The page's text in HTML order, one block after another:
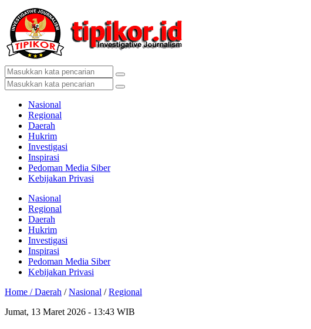
Nasional
Regional
Daerah
Hukrim
Investigasi
Inspirasi
Pedoman Media Siber
Kebijakan Privasi
Nasional
Regional
Daerah
Hukrim
Investigasi
Inspirasi
Pedoman Media Siber
Kebijakan Privasi
Home /Daerah /Nasional /Regional
Jumat, 13 Maret 2026 - 13:43 WIB